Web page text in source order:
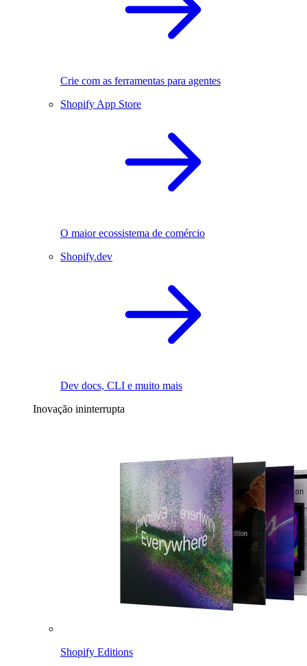
Crie com as ferramentas para agentes
Shopify App Store
O maior ecossistema de comércio
Shopify.dev
Dev docs, CLI e muito mais
Inovação ininterrupta
Shopify Editions